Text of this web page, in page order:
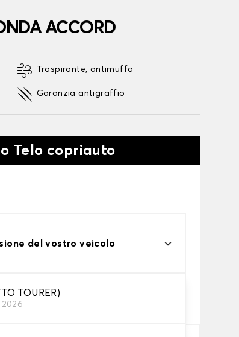
ACCORD
Traspirante, antimuffa
Garanzia antigraffio
Telo copriauto
del vostro veicolo
TOURER)
2026
esigenze